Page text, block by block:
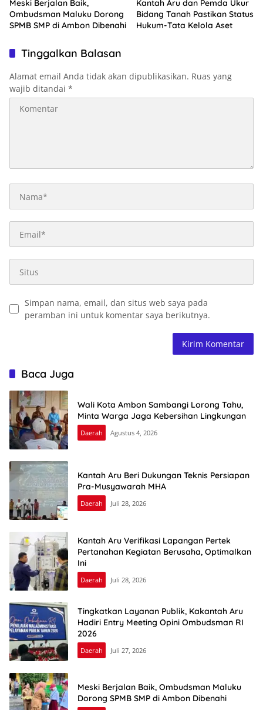
Meski Berjalan Baik,
Ombudsman Maluku Dorong
SPMB SMP di Ambon Dibenahi
Kantah Aru dan Pemda Ukur
Bidang Tanah Pastikan Status
Hukum-Tata Kelola Aset
Tinggalkan Balasan
Alamat email Anda tidak akan dipublikasikan. Ruas yang
wajib ditandai *
Simpan nama, email, dan situs web saya pada
peramban ini untuk komentar saya berikutnya.
Baca Juga
Wali Kota Ambon Sambangi Lorong Tahu,
Minta Warga Jaga Kebersihan Lingkungan
Daerah Agustus 4, 2026
Kantah Aru Beri Dukungan Teknis Persiapan
Pra-Musyawarah MHA
Daerah Juli 28, 2026
Kantah Aru Verifikasi Lapangan Pertek
Pertanahan Kegiatan Berusaha, Optimalkan
Ini
Daerah Juli 28, 2026
Tingkatkan Layanan Publik, Kakantah Aru
Hadiri Entry Meeting Opini Ombudsman RI
2026
Daerah Juli 27, 2026
Meski Berjalan Baik, Ombudsman Maluku
Dorong SPMB SMP di Ambon Dibenahi